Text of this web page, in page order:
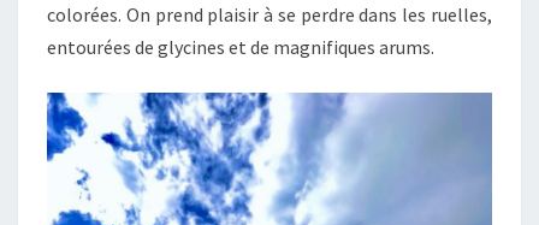
colorées. On prend plaisir à se perdre dans les ruelles,
entourées de glycines et de magnifiques arums.